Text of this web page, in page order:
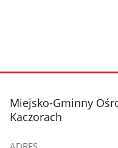
stopka
Miejsko-Gminny
Kaczorach